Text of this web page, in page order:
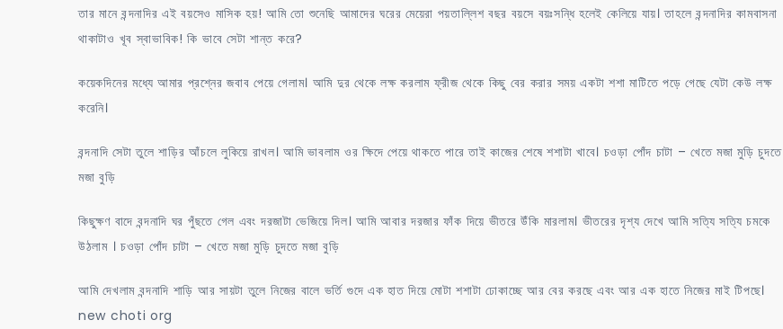
তার মানে বন্দনাদির এই বয়সেও মাসিক হয়! আমি তো শুনেছি আমাদের ঘরের মেয়েরা পয়তাল্লিশ বছর বয়সে বয়ঃসন্ধি হলেই কেলিয়ে যায়। তাহলে বন্দনাদির কামবাসনা
থাকাটাও খূব স্বাভাবিক! কি ভাবে সেটা শান্ত করে?
কয়েকদিনের মধ্যে আমার প্রশ্নের জবাব পেয়ে গেলাম। আমি দুর থেকে লক্ষ করলাম ফ্রীজ থেকে কিছু বের করার সময় একটা শশা মাটিতে পড়ে গেছে যেটা কেউ লক্ষ
করেনি।
বন্দনাদি সেটা তুলে শাড়ির আঁচলে লুকিয়ে রাখল। আমি ভাবলাম ওর ক্ষিদে পেয়ে থাকতে পারে তাই কাজের শেষে শশাটা খাবে। চওড়া পোঁদ চাটা – খেতে মজা মুড়ি চুদতে
মজা বুড়ি
কিছুক্ষণ বাদে বন্দনাদি ঘর পুঁছতে গেল এবং দরজাটা ভেজিয়ে দিল। আমি আবার দরজার ফাঁক দিয়ে ভীতরে উঁকি মারলাম। ভীতরের দৃশ্য দেখে আমি সত্যি সত্যি চমকে
উঠলাম । চওড়া পোঁদ চাটা – খেতে মজা মুড়ি চুদতে মজা বুড়ি
আমি দেখলাম বন্দনাদি শাড়ি আর সায়টা তুলে নিজের বালে ভর্তি গুদে এক হাত দিয়ে মোটা শশাটা ঢোকাচ্ছে আর বের করছে এবং আর এক হাতে নিজের মাই টিপছে।
new choti org